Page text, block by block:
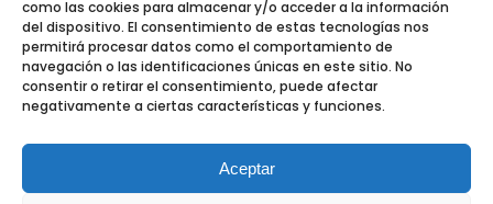
como las cookies para almacenar y/o acceder a la información
del dispositivo. El consentimiento de estas tecnologías nos
permitirá procesar datos como el comportamiento de
navegación o las identificaciones únicas en este sitio. No
consentir o retirar el consentimiento, puede afectar
negativamente a ciertas características y funciones.
Aceptar
9.
48180 Loiu ( Bizkaia)